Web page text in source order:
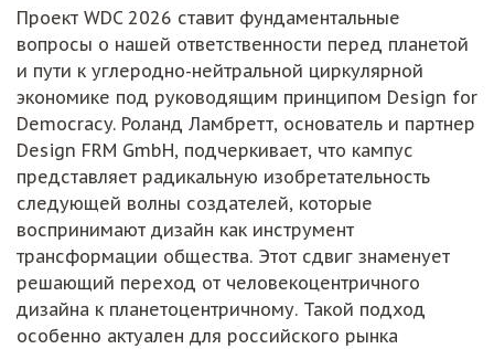
Проект WDC 2026 ставит фундаментальные
вопросы о нашей ответственности перед планетой
и пути к углеродно-нейтральной циркулярной
экономике под руководящим принципом Design for
Democracy. Роланд Ламбретт, основатель и партнер
Design FRM GmbH, подчеркивает, что кампус
представляет радикальную изобретательность
следующей волны создателей, которые
воспринимают дизайн как инструмент
трансформации общества. Этот сдвиг знаменует
решающий переход от человекоцентричного
дизайна к планетоцентричному. Такой подход
особенно актуален для российского рынка